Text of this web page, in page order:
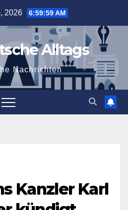
2026 7:00:00 AM
Alltags
Nachrichten
Kanzler Karl